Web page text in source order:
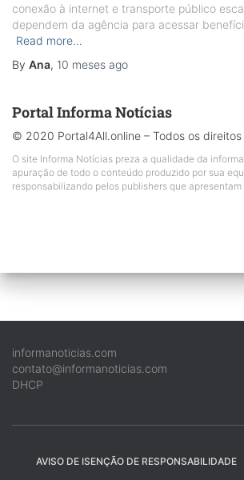
conexão à internet e transporte público
dependem da agência para acessar
Read more…
By Ana, 10 meses ago
Portal Informa Notícias
© 2020 Portal4All.online – Todos os
O site Informa Notícias preza a qualidade da
apuração de todo o conteúdo produzido por sua
responsabilizando pelos publishers que
informanoticias.com
contato@informanoticias.com
DHCP
AVISO DE ISENÇÃO DE RESPONSABILIDADE